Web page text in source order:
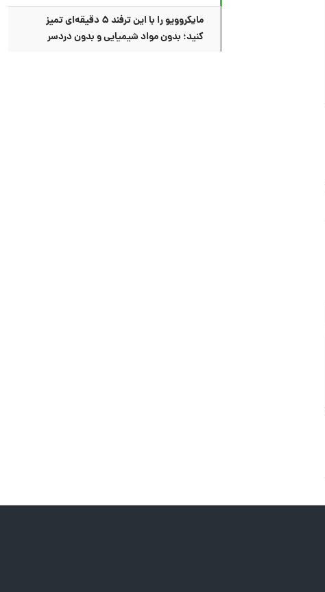
مایکروویو را با این ترفند ۵ دقیقه‌ای تمیز
کنید؛ بدون مواد شیمیایی و بدون دردسر